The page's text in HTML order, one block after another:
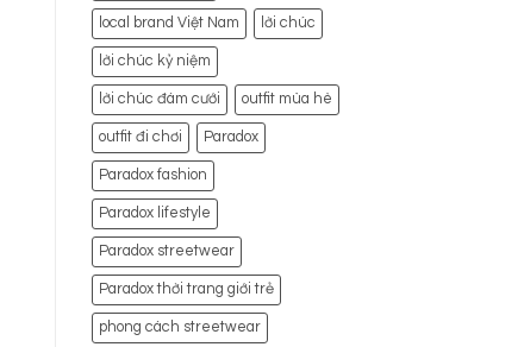
local brand Việt Nam lời chúc
lời chúc kỷ niệm
lời chúc đám cưới outfit mùa hè
outfit đi chơi Paradox
Paradox fashion
Paradox lifestyle
Paradox streetwear
Paradox thời trang giới trẻ
phong cách streetwear